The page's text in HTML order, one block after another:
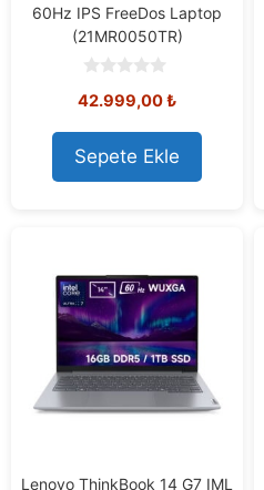
60Hz IPS FreeDos Laptop
(21MR0050TR)
o
t
o
f
5
42.999,00₺
Sepete Ekle
Lenovo ThinkBook 14 G7 IML